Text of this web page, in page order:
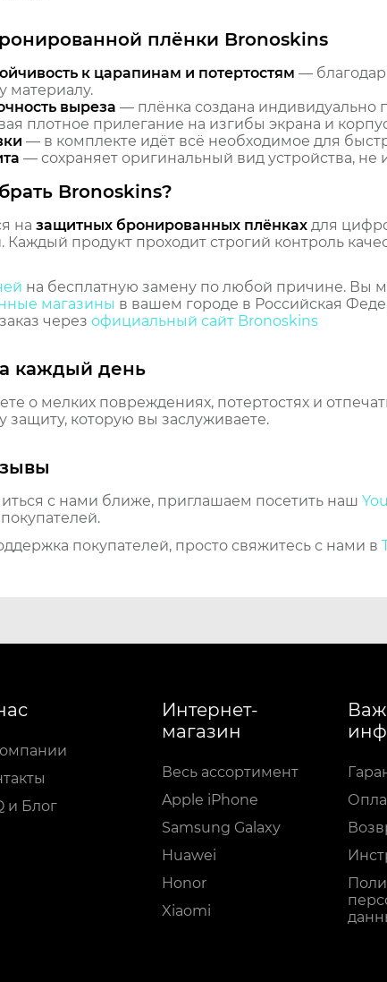
плёнки Bronoskins
к царапинам и потертостям —
материалу.
выреза — плёнка создана индивидуально
плотное прилегание на изгибы экрана и
— в комплекте идёт всё необходимое для
— сохраняет оригинальный вид устройства, не
Bronoskins?
на защитных бронированных плёнках для
Каждый продукт проходит строгий контроль
на бесплатную замену по любой причине. Вы
магазины в вашем городе в Российская
через официальный сайт Bronoskins
каждый день
о мелких повреждениях, потертостях и
защиту, которую вы заслуживаете.
с нами ближе, приглашаем посетить наш
покупателей, просто свяжитесь с нами в
и Блог
Интернет-
магазин
Весь ассортимент
Apple iPhone
Samsung Galaxy
Huawei
Honor
Xiaomi